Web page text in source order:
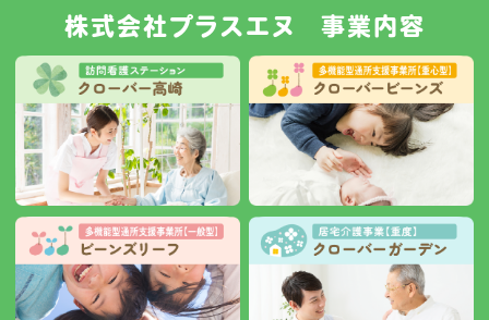
株式会社プラスエヌ 事業内容